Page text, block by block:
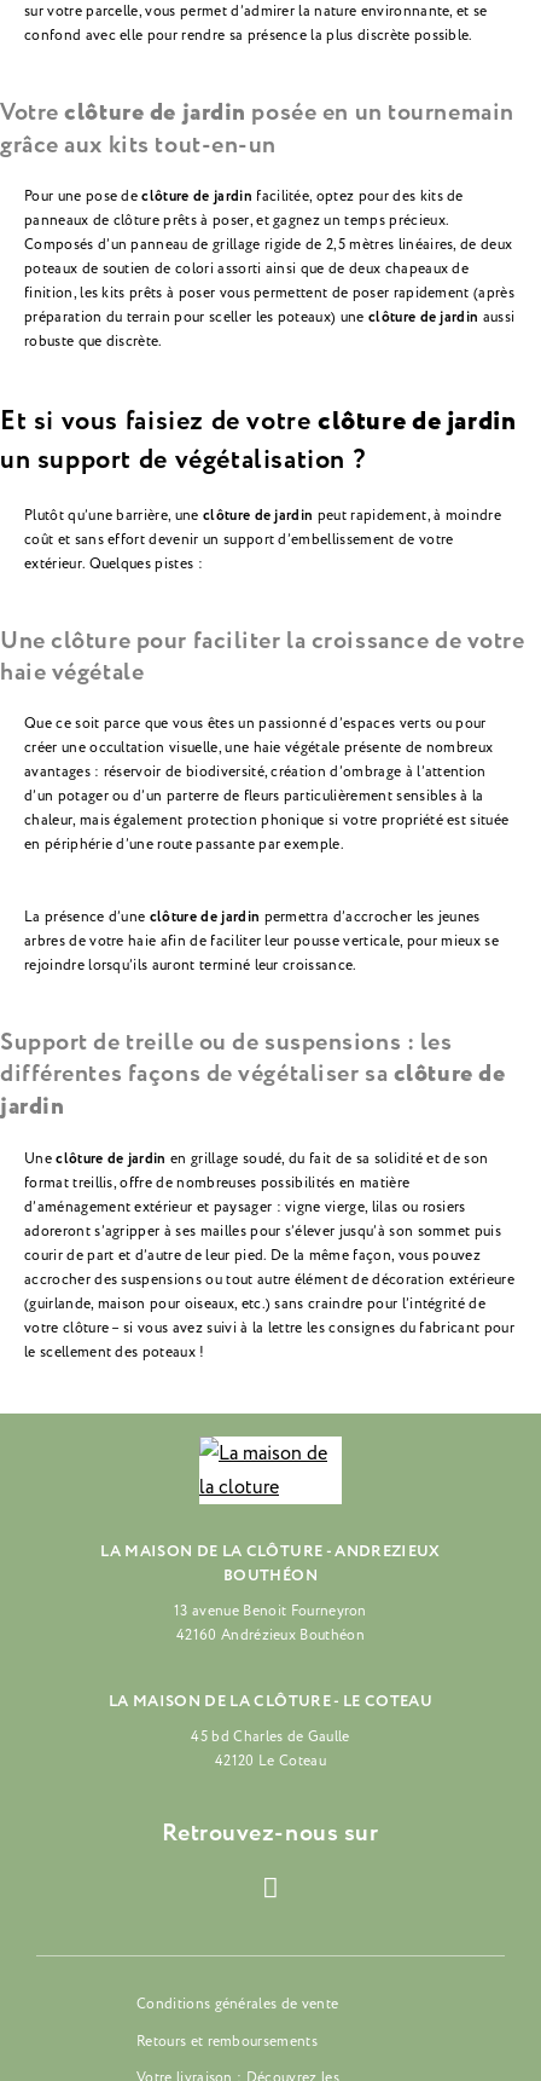
sur votre parcelle, vous permet d’admirer la nature environnante, et se
confond avec elle pour rendre sa présence la plus discrète possible.
Votreclôture de jardin posée en un tournemain
grâce aux kits tout-en-un
Pour une pose declôture de jardin facilitée, optez pour des kits de
panneaux de clôture prêts à poser, et gagnez un temps précieux.
Composés d’un panneau de grillage rigide de 2,5 mètres linéaires, de deux
poteaux de soutien de colori assorti ainsi que de deux chapeaux de
finition, les kits prêts à poser vous permettent de poser rapidement (après
préparation du terrain pour sceller les poteaux) une clôture de jardin aussi
robuste que discrète.
Et si vous faisiez de votreclôture de jardin
un support de végétalisation ?
Plutôt qu’une barrière, une clôture de jardin peut rapidement, à moindre
coût et sans effort devenir un support d’embellissement de votre
extérieur. Quelques pistes :
Une clôture pour faciliter la croissance de votre
haie végétale
Que ce soit parce que vous êtes un passionné d’espaces verts ou pour
créer une occultation visuelle, une haie végétale présente de nombreux
avantages : réservoir de biodiversité, création d’ombrage à l’attention
d’un potager ou d’un parterre de fleurs particulièrement sensibles à la
chaleur, mais également protection phonique si votre propriété est située
en périphérie d’une route passante par exemple.
La présence d’une clôture de jardin permettra d’accrocher les jeunes
arbres de votre haie afin de faciliter leur pousse verticale, pour mieux se
rejoindre lorsqu’ils auront terminé leur croissance.
Support de treille ou de suspensions : les
différentes façons de végétaliser sa clôture de
jardin
Uneclôture de jardin en grillage soudé, du fait de sa solidité et de son
format treillis, offre de nombreuses possibilités en matière
d’aménagement extérieur et paysager : vigne vierge, lilas ou rosiers
adoreront s’agripper à ses mailles pour s’élever jusqu’à son sommet puis
courir de part et d’autre de leur pied. De la même façon, vous pouvez
accrocher des suspensions ou tout autre élément de décoration extérieure
(guirlande, maison pour oiseaux, etc.) sans craindre pour l’intégrité de
votre clôture – si vous avez suivi à la lettre les consignes du fabricant pour
le scellement des poteaux !
LA MAISON DE LA CLÔTURE - ANDREZIEUX
BOUTHÉON
13 avenue Benoit Fourneyron
42160 Andrézieux Bouthéon
LA MAISON DE LA CLÔTURE - LE COTEAU
45 bd Charles de Gaulle
42120 Le Coteau
Retrouvez-nous sur
Conditions générales de vente
Retours et remboursements